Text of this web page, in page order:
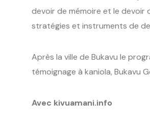
devoir de mémoire et le devoir
stratégies et instruments de
Après la ville de Bukavu le
témoignage à kaniola, Bukavu
Avec kivuamani.info